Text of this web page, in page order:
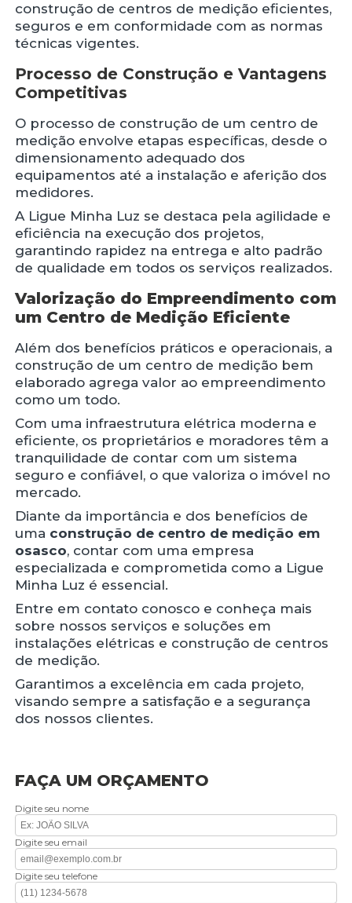
construção de centros de medição eficientes,
seguros e em conformidade com as normas
técnicas vigentes.
Processo de Construção e Vantagens
Competitivas
O processo de construção de um centro de
medição envolve etapas específicas, desde o
dimensionamento adequado dos
equipamentos até a instalação e aferição dos
medidores.
A Ligue Minha Luz se destaca pela agilidade e
eficiência na execução dos projetos,
garantindo rapidez na entrega e alto padrão
de qualidade em todos os serviços realizados.
Valorização do Empreendimento com
um Centro de Medição Eficiente
Além dos benefícios práticos e operacionais, a
construção de um centro de medição bem
elaborado agrega valor ao empreendimento
como um todo.
Com uma infraestrutura elétrica moderna e
eficiente, os proprietários e moradores têm a
tranquilidade de contar com um sistema
seguro e confiável, o que valoriza o imóvel no
mercado.
Diante da importância e dos benefícios de
uma construção de centro de medição em
osasco, contar com uma empresa
especializada e comprometida como a Ligue
Minha Luz é essencial.
Entre em contato conosco e conheça mais
sobre nossos serviços e soluções em
instalações elétricas e construção de centros
de medição.
Garantimos a excelência em cada projeto,
visando sempre a satisfação e a segurança
dos nossos clientes.
FAÇA UM ORÇAMENTO
Digite seu nome
Digite seu email
Digite seu telefone